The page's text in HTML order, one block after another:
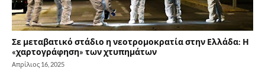
Σε μεταβατικό στάδιο η νεοτρομοκρατία στην Ελλάδα: Η
«χαρτογράφηση» των χτυπημάτων
Απρίλιος 16, 2025